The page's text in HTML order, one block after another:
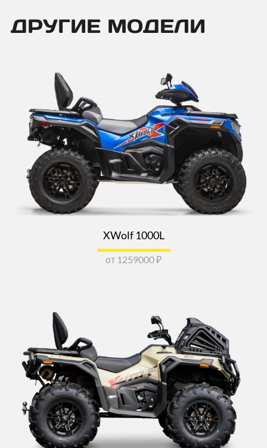
ДРУГИЕ МОДЕЛИ
XWolf 1000L
от 1259000 ₽